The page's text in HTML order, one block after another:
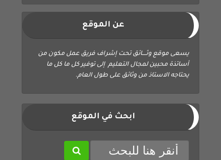
أساتذة محبين لمجال التعليم إلى توفير كل ما كل ما
يحتاجه الاستاذ من وثائق على طول العام.